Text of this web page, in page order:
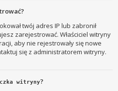
twój adres IP lub zabronił
zarejestrować. Właściciel witryny
aby nie rejestrowały się nowe
się z administratorem witryny.
witryny?